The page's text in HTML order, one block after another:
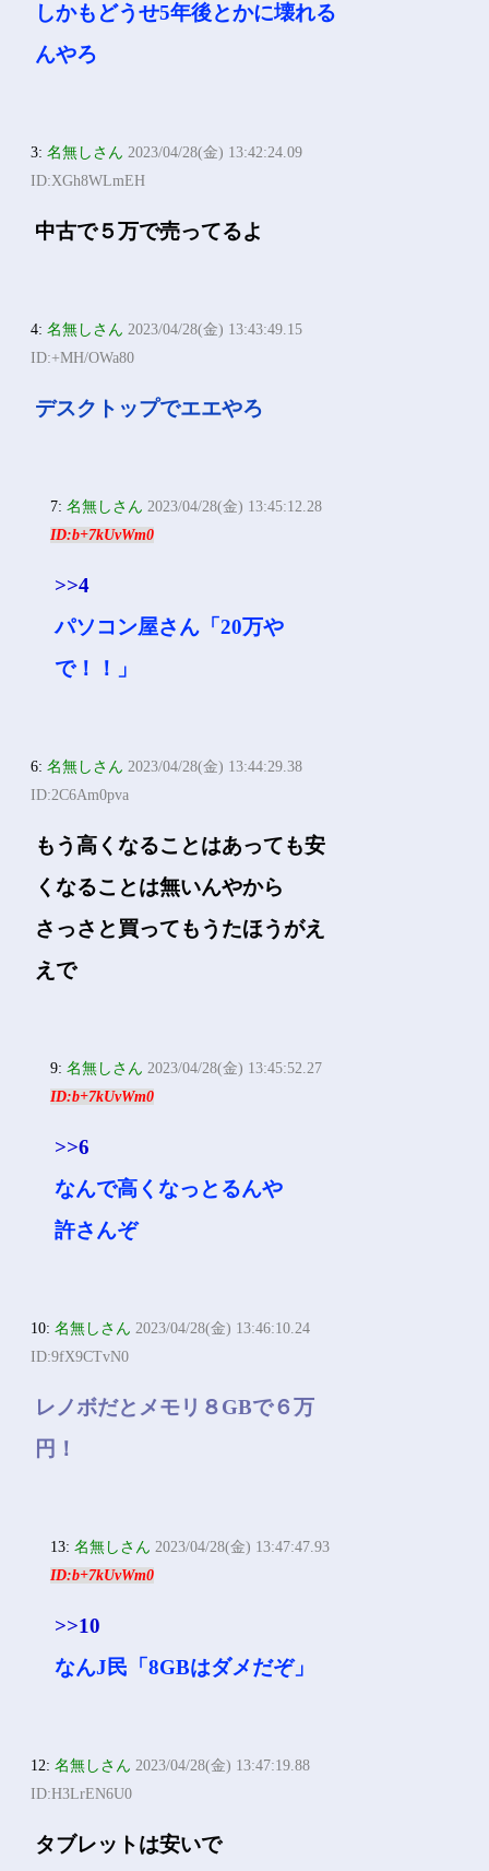
しかもどうせ5年後とかに壊れる
んやろ
3:名無しさん 2023/04/28(金) 13:42:24.09
ID:XGh8WLmEH
中古で５万で売ってるよ
4:名無しさん 2023/04/28(金) 13:43:49.15
ID:+MH/OWa80
デスクトップでエエやろ
7:名無しさん 2023/04/28(金) 13:45:12.28
ID:b+7kUvWm0
>>4
パソコン屋さん「20万や
で！！」
6:名無しさん 2023/04/28(金) 13:44:29.38
ID:2C6Am0pva
もう高くなることはあっても安
くなることは無いんやから
さっさと買ってもうたほうがえ
えで
9:名無しさん 2023/04/28(金) 13:45:52.27
ID:b+7kUvWm0
>>6
なんで高くなっとるんや
許さんぞ
10:名無しさん 2023/04/28(金) 13:46:10.24
ID:9fX9CTvN0
レノボだとメモリ８GBで６万
円！
13:名無しさん 2023/04/28(金) 13:47:47.93
ID:b+7kUvWm0
>>10
なんJ民「8GBはダメだぞ」
12:名無しさん 2023/04/28(金) 13:47:19.88
ID:H3LrEN6U0
タブレットは安いで